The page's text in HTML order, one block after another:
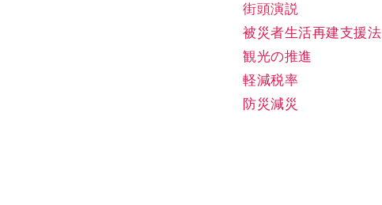
街頭演説
被災者生活再建支援法
観光の推進
軽減税率
防災減災